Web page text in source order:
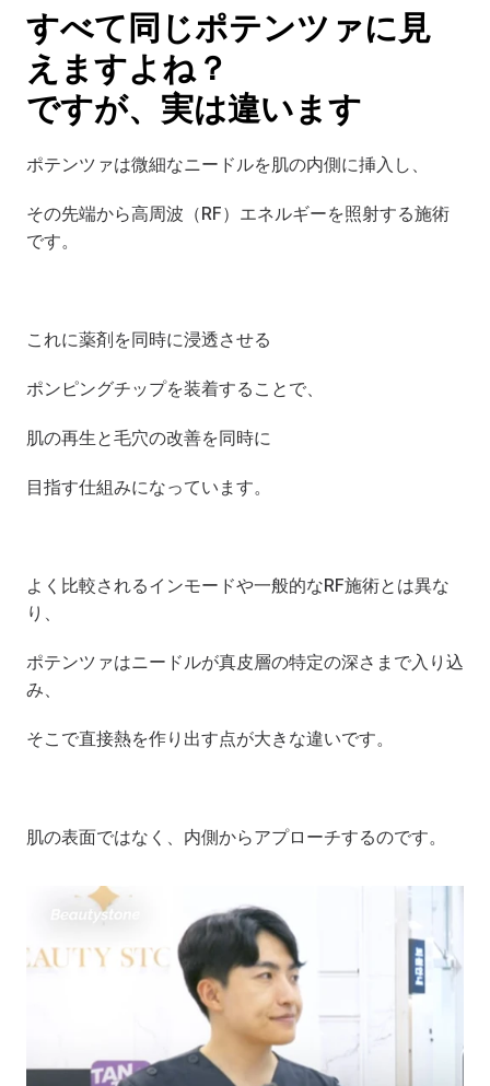
すべて同じポテンツァに見
えますよね？
ですが、実は違います
ポテンツァは微細なニードルを肌の内側に挿入し、
その先端から高周波（RF）エネルギーを照射する施術
です。
これに薬剤を同時に浸透させる
ポンピングチップを装着することで、
肌の再生と毛穴の改善を同時に
目指す仕組みになっています。
よく比較されるインモードや一般的なRF施術とは異な
り、
ポテンツァはニードルが真皮層の特定の深さまで入り込
み、
そこで直接熱を作り出す点が大きな違いです。
肌の表面ではなく、内側からアプローチするのです。